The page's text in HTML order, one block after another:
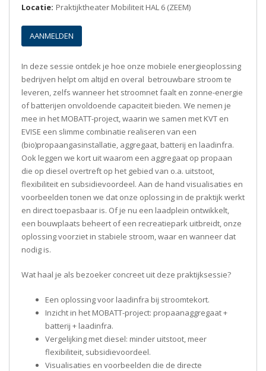
Locatie: Praktijktheater Mobiliteit HAL 6 (ZEEM)
AANMELDEN
In deze sessie ontdek je hoe onze mobiele energieoplossing
bedrijven helpt om altijd en overal betrouwbare stroom te
leveren, zelfs wanneer het stroomnet faalt en zonne-energie
of batterijen onvoldoende capaciteit bieden. We nemen je
mee in het MOBATT-project, waarin we samen met KVT en
EVISE een slimme combinatie realiseren van een
(bio)propaangasinstallatie, aggregaat, batterij en laadinfra.
Ook leggen we kort uit waarom een aggregaat op propaan
die op diesel overtreft op het gebied van o.a. uitstoot,
flexibiliteit en subsidievoordeel. Aan de hand visualisaties en
voorbeelden tonen we dat onze oplossing in de praktijk werkt
en direct toepasbaar is. Of je nu een laadplein ontwikkelt,
een bouwplaats beheert of een recreatiepark uitbreidt, onze
oplossing voorziet in stabiele stroom, waar en wanneer dat
nodig is.
Wat haal je als bezoeker concreet uit deze praktijksessie?
Een oplossing voor laadinfra bij stroomtekort.
Inzicht in het MOBATT-project: propaanaggregaat +
batterij + laadinfra.
Vergelijking met diesel: minder uitstoot, meer
flexibiliteit, subsidievoordeel.
Visualisaties en voorbeelden die de directe